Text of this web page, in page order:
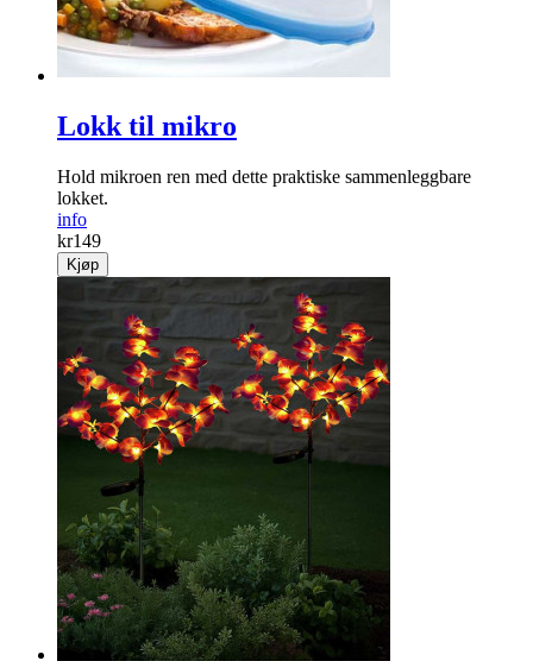
Lokk til mikro
Hold mikroen ren med dette praktiske sammenleggbare
lokket.
info
kr149
Kjøp